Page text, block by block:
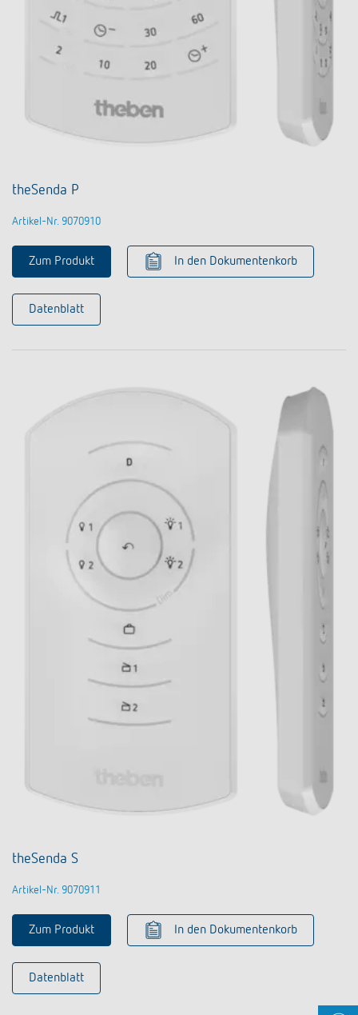
theSenda P
Artikel-Nr. 9070910
Zum Produkt In den Dokumentenkorb
Datenblatt
theSenda S
Artikel-Nr. 9070911
Zum Produkt In den Dokumentenkorb
Datenblatt